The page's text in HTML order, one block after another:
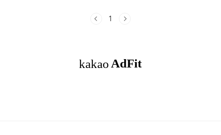
인한 사고가 있을 수 있어서 인터넷 발급은 불가능하고 직접 사업장이 소재하
부했는지 꼭 확인해보셔야 해요. 그럼 해당 서류를..
1